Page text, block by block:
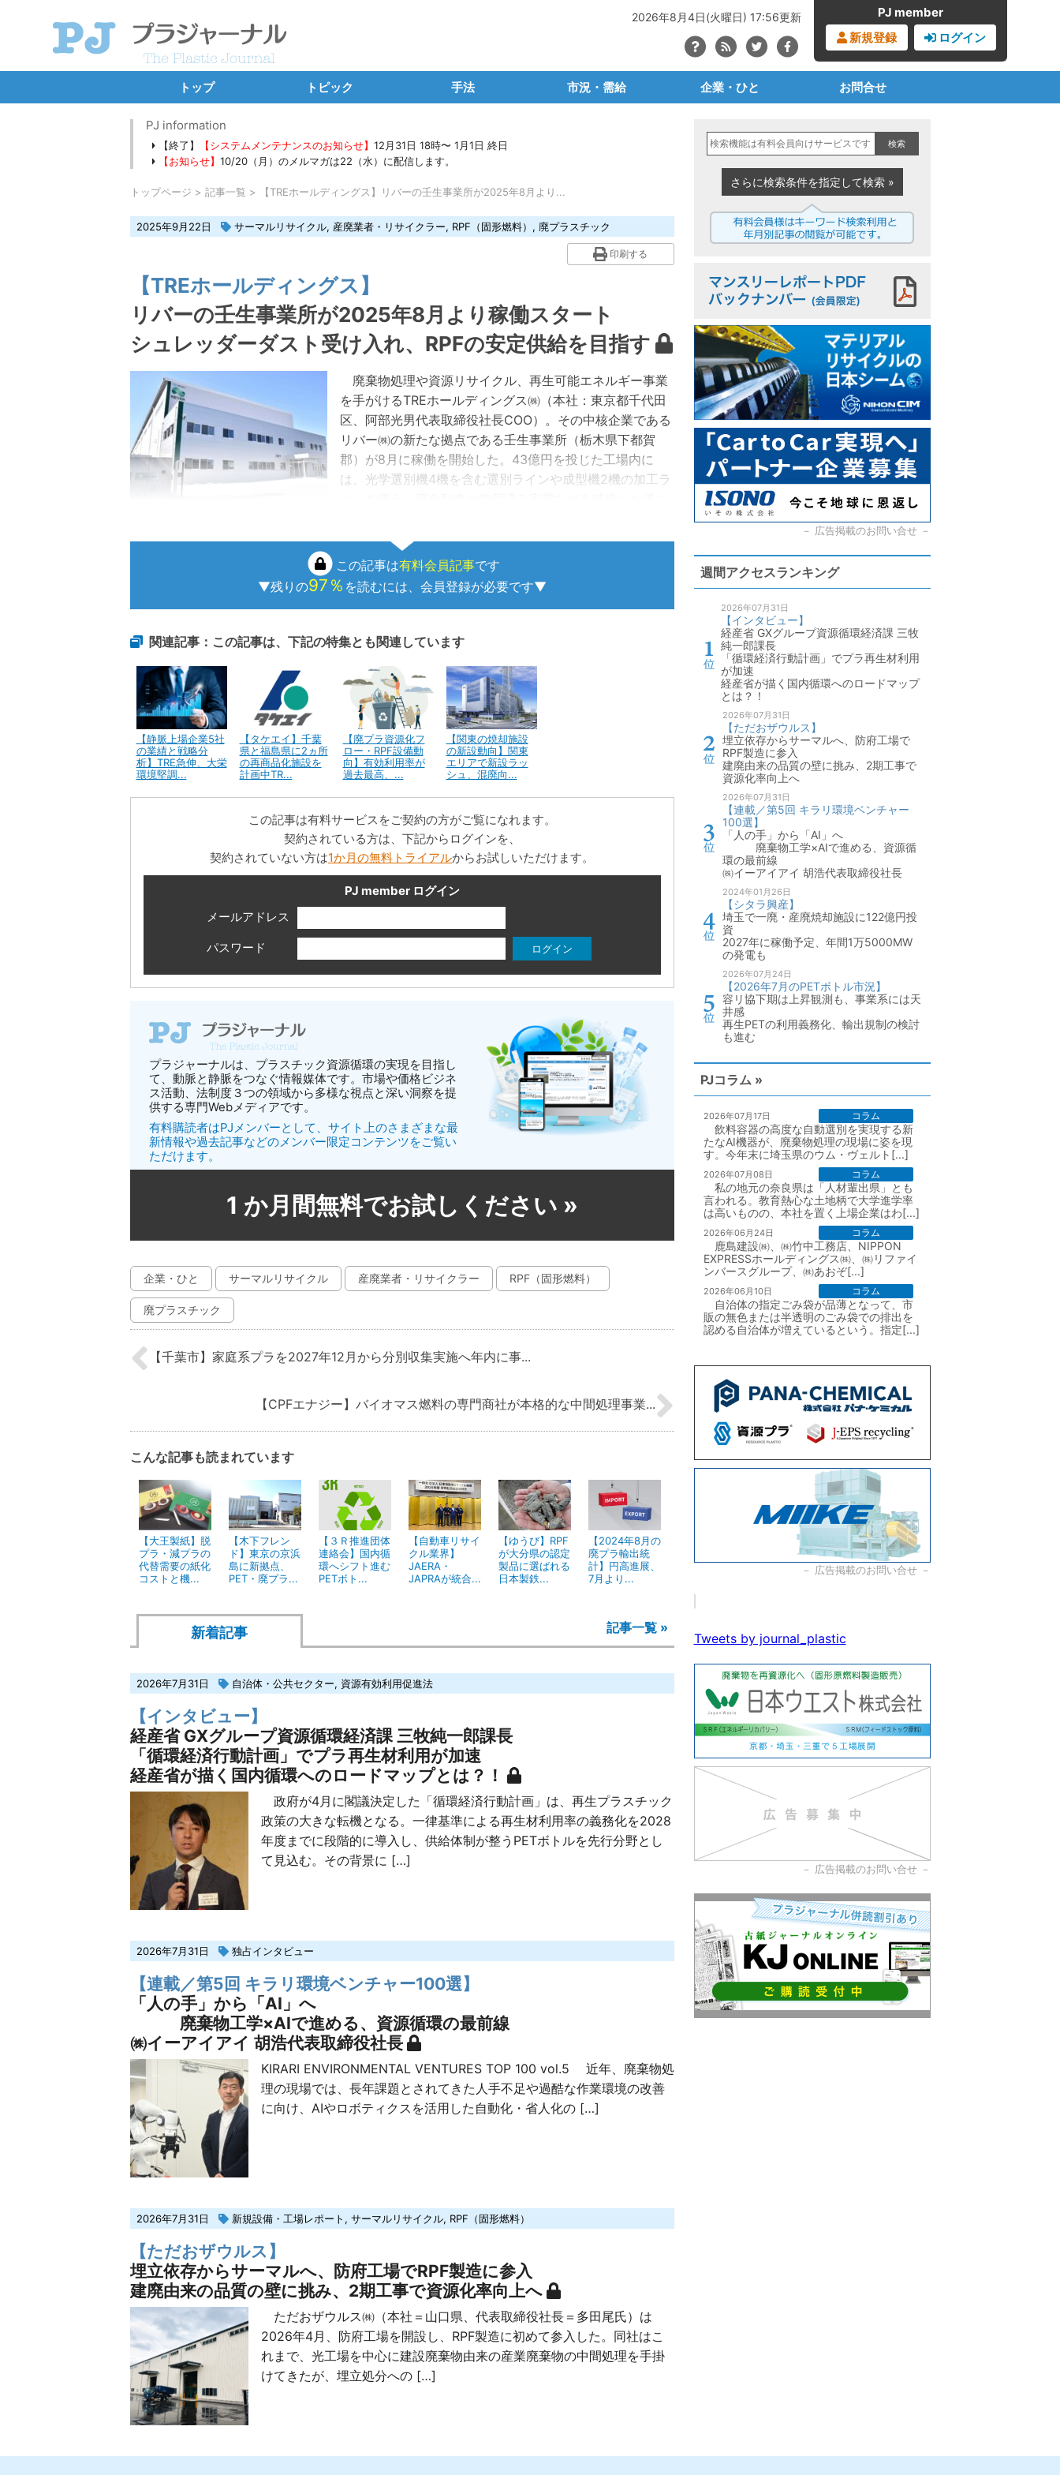
PJ member
新規登録
ログイン
2026年8月4日(火曜日) 17:56更新
トップ トピック
プラ新法・容リ法
バーゼル条約等輸出入規制
独占インタビュー
連載コラム
手法
ケミカルリサイクル
脱プラ容器包装
市況・需給
プラ関連統計
廃プラの輸出入
企業・ひと
石油・化学・樹脂メーカー
再生事業者・成形メーカー
素材メーカー・商社
産廃業者・リサイクラー
機械設備メーカー
業界団体・任意団体
お問合せ
購読の申込み
広告の申込み
プラジャーナルとは
PJからのお知らせ
PJ information
【終了】 【システムメンテナンスのお知らせ】12月31日 18時〜 1月1日 終日
【お知らせ】10/20（月）のメルマガは22（水）に配信します。
トップページ 記事一覧 【TREホールディングス】リバーの壬生事業所が2025年8月より...
2025年9月22日 サーマルリサイクル, 産廃業者・リサイクラー, RPF（固形燃料） , 廃プラスチック
印刷する
【TREホールディングス】
リバーの壬生事業所が2025年8月より稼働スタート
シュレッダーダスト受け入れ、RPFの安定供給を目指す
廃棄物処理や資源リサイクル、再生可能エネルギー事業
を手がけるTREホールディングス㈱（本社：東京都千代田
区、阿部光男代表取締役社長COO）。その中核企業である
リバー㈱の新たな拠点である壬生事業所（栃木県下都賀
郡）が8月に稼働を開始した。43億円を投じた工場内に
は、光学選別機4機を含む選別ラインや成型機2機の加工ラ
この記事は有料会員記事です
▼残りの97％ を読むには、会員登録が必要です▼
関連記事：この記事は、下記の特集とも関連しています
【静脈上場企業5社
の業績と戦略分
析】TRE急伸、大栄
環境堅調...
【タケエイ】千葉
県と福島県に2ヵ所
の再商品化施設を
計画中TR...
【廃プラ資源化フ
ロー・RPF設備動
向】有効利用率が
過去最高、...
【関東の焼却施設
の新設動向】関東
エリアで新設ラッ
シュ、混廃向...
この記事は有料サービスをご契約の方がご覧になれます。
契約されている方は、下記からログインを、
契約されていない方は1か月の無料トライアルからお試しいただけます。
PJ member ログイン
メールアドレス
パスワード
プラジャーナルは、プラスチック資源循環の実現を目指し
て、動脈と静脈をつなぐ情報媒体です。市場や価格ビジネ
ス活動、法制度３つの領域から多様な視点と深い洞察を提
供する専門Webメディアです。
有料購読者はPJメンバーとして、サイト上のさまざまな最
新情報や過去記事などのメンバー限定コンテンツをご覧い
ただけます。
1 か月間無料でお試しください »
企業・ひと サーマルリサイクル 産廃業者・リサイクラー RPF（固形燃料）
廃プラスチック
【千葉市】家庭系プラを2027年12月から分別収集実施へ年内に事...
【CPFエナジー】バイオマス燃料の専門商社が本格的な中間処理事業...
こんな記事も読まれています
【大王製紙】脱
プラ・減プラの
代替需要の紙化
コストと機...
【木下フレン
ド】東京の京浜
島に新拠点、
PET・廃プラ...
【３Ｒ推進団体
連絡会】国内循
環へシフト進む
PETボト...
【自動車リサイ
クル業界】
JAERA・
JAPRAが統合...
【ゆうび】RPF
が大分県の認定
製品に選ばれる
日本製鉄...
【2024年8月の
廃プラ輸出統
計】円高進展、
7月より...
新着記事 記事一覧 »
2026年7月31日 自治体・公共セクター, 資源有効利用促進法
【インタビュー】
経産省 GXグループ資源循環経済課 三牧純一郎課長
「循環経済行動計画」でプラ再生材利用が加速
経産省が描く国内循環へのロードマップとは？！
政府が4月に閣議決定した「循環経済行動計画」は、再生プラスチック
政策の大きな転機となる。一律基準による再生材利用率の義務化を2028
年度までに段階的に導入し、供給体制が整うPETボトルを先行分野とし
て見込む。その背景に […]
2026年7月31日 独占インタビュー
【連載／第5回 キラリ環境ベンチャー100選】
「人の手」から「AI」へ
廃棄物工学×AIで進める、資源循環の最前線
㈱イーアイアイ 胡浩代表取締役社長
KIRARI ENVIRONMENTAL VENTURES TOP 100 vol.5 近年、廃棄物処
理の現場では、長年課題とされてきた人手不足や過酷な作業環境の改善
に向け、AIやロボティクスを活用した自動化・省人化の […]
2026年7月31日 新規設備・工場レポート , サーマルリサイクル, RPF（固形燃料）
【ただおザウルス】
埋立依存からサーマルへ、防府工場でRPF製造に参入
建廃由来の品質の壁に挑み、2期工事で資源化率向上へ
ただおザウルス㈱（本社＝山口県、代表取締役社長＝多田尾氏）は
2026年4月、防府工場を開設し、RPF製造に初めて参入した。同社はこ
れまで、光工場を中心に建設廃棄物由来の産業廃棄物の中間処理を手掛
けてきたが、埋立処分への […]
検索
さらに検索条件を指定して検索 »
マンスリーレポート
－ 広告掲載のお問い合せ－
週間アクセスランキング
2026年07月31日
【インタビュー】
経産省 GXグループ資源循環経済課 三牧
純一郎課長
「循環経済行動計画」でプラ再生材利用
が加速
経産省が描く国内循環へのロードマップ
とは？！
2026年07月31日
【ただおザウルス】
埋立依存からサーマルへ、防府工場で
RPF製造に参入
建廃由来の品質の壁に挑み、2期工事で
資源化率向上へ
2026年07月31日
【連載／第5回 キラリ環境ベンチャー
100選】
「人の手」から「AI」へ
廃棄物工学×AIで進める、資源循
環の最前線
㈱イーアイアイ 胡浩代表取締役社長
2024年01月26日
【シタラ興産】
埼玉で一廃・産廃焼却施設に122億円投
資
2027年に稼働予定、年間1万5000MW
の発電も
2026年07月24日
【2026年7月のPETボトル市況】
容リ協下期は上昇観測も、事業系には天
井感
再生PETの利用義務化、輸出規制の検討
も進む
PJコラム »
2026年07月17日 コラム
飲料容器の高度な自動選別を実現する新
たなAI機器が、廃棄物処理の現場に姿を現
す。今年末に埼玉県のウム・ヴェルト[...]
2026年07月08日 コラム
私の地元の奈良県は「人材輩出県」とも
言われる。教育熱心な土地柄で大学進学率
は高いものの、本社を置く上場企業はわ[...]
2026年06月24日 コラム
鹿島建設㈱、㈱竹中工務店、NIPPON
EXPRESSホールディングス㈱、㈱リファイ
ンバースグループ、㈱あおぞ[...]
2026年06月10日 コラム
自治体の指定ごみ袋が品薄となって、市
販の無色または半透明のごみ袋での排出を
認める自治体が増えているという。指定[...]
－ 広告掲載のお問い合せ－
Tweets by journal_plastic
－ 広告掲載のお問い合せ－